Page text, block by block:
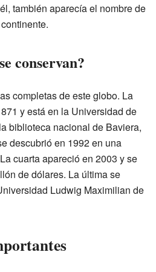
también aparecía el nombre de
conservan?
completas de este globo. La
y está en la Universidad de
biblioteca nacional de Baviera,
descubrió en 1992 en una
cuarta apareció en 2003 y se
de dólares. La última se
Ludwig Maximilian de